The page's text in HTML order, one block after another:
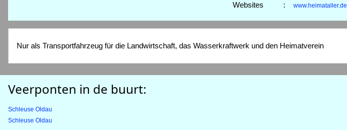
Websites : www.heimataller.de
Nur als Transportfahrzeug für die Landwirtschaft, das Wasserkraftwerk und den Heimatverein
Veerponten in de buurt:
Schleuse Oldau
Schleuse Oldau